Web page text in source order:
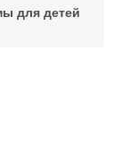
для детей